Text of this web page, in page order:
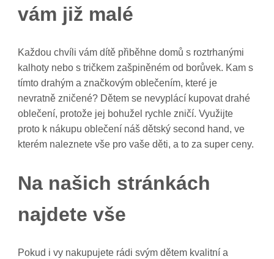
vám již malé
Každou chvíli vám dítě přiběhne domů s roztrhanými
kalhoty nebo s tričkem zašpiněném od borůvek. Kam s
tímto drahým a značkovým oblečením, které je
nevratně zničené? Dětem se nevyplácí kupovat drahé
oblečení, protože jej bohužel rychle zničí. Využijte
proto k nákupu oblečení náš dětský second hand, ve
kterém naleznete vše pro vaše děti, a to za super ceny.
Na našich stránkách
najdete vše
Pokud i vy nakupujete rádi svým dětem kvalitní a